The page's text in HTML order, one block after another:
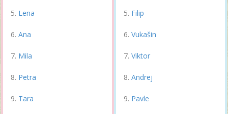
Lena
Ana
Mila
Petra
Tara
Filip
Vukašin
Viktor
Andrej
Pavle